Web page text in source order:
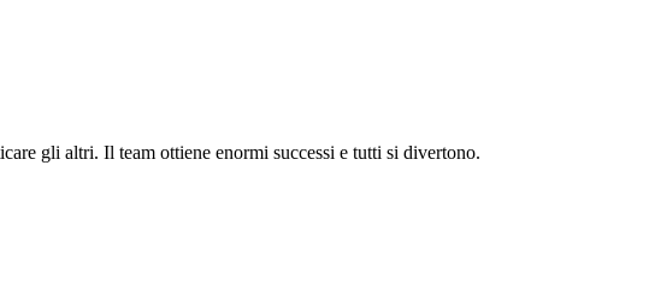
gli altri. Il team ottiene enormi successi e tutti si divertono.